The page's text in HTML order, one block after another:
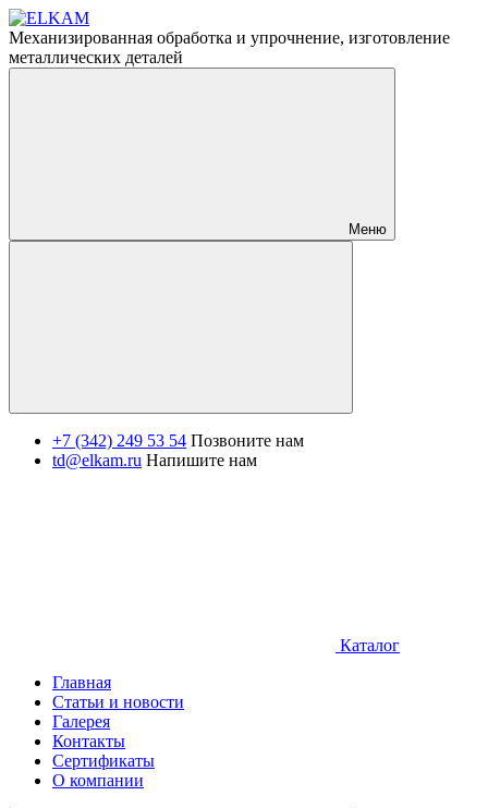
Механизированная обработка и упрочнение, изготовление
металлических деталей
Меню
+7 (342) 249 53 54 Позвоните нам
td@elkam.ru Напишите нам
Каталог
Главная
Статьи и новости
Галерея
Контакты
Сертификаты
О компании